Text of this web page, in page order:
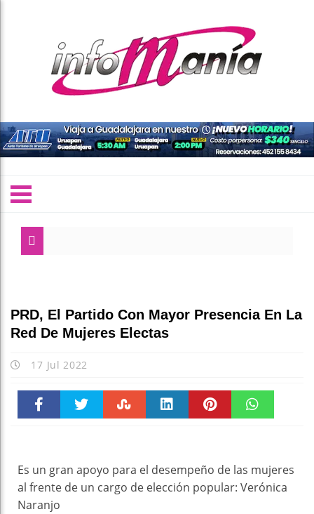
PRD, El Partido Con Mayor Presencia En La
Red De Mujeres Electas
17 Jul 2022
Es un gran apoyo para el desempeño de las mujeres
al frente de un cargo de elección popular: Verónica
Naranjo